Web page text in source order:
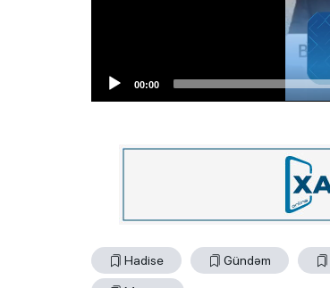
00:00
Hadise Gündəm